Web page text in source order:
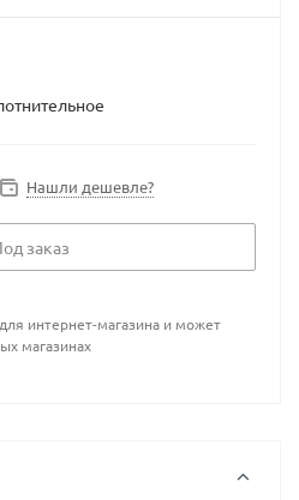
Нашли дешевле?
заказ
интернет-магазина и может
магазинах